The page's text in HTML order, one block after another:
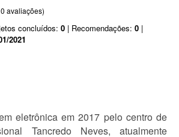
avaliações)
concluídos: 0 | Recomendações: 0 |
2021
eletrônica em 2017 pelo centro de
Tancredo Neves, atualmente